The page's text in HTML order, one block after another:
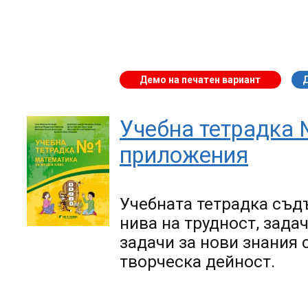
Демо на печатен вариант
Учебна тетрадка
приложения
Учебната тетрадка
нива на трудност,
задачи за нови знания
творческа дейност.